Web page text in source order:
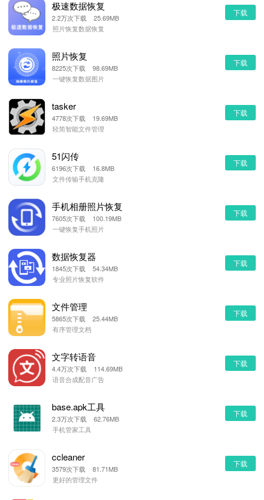
极速数据恢复
2.2万次下载 25.69MB
照片恢复数据恢复
下载
照片恢复
8225次下载 98.69MB
一键恢复数据图片
下载
tasker
4778次下载 19.69MB
轻简智能文件管理
下载
51闪传
6196次下载 16.8MB
文件传输手机克隆
下载
手机相册照片恢复
7605次下载 100.19MB
一键恢复手机照片
下载
数据恢复器
1845次下载 54.34MB
专业照片恢复软件
下载
文件管理
5865次下载 25.44MB
有序管理文档
下载
文字转语音
4.4万次下载 114.69MB
语音合成配音广告
下载
base.apk工具
2.3万次下载 62.76MB
手机管家工具
下载
ccleaner
3579次下载 81.71MB
更好的管理文件
下载